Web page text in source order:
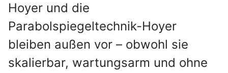
Hoyer und die
Parabolspiegeltechnik-Hoyer
bleiben außen vor – obwohl sie
skalierbar, wartungsarm und ohne